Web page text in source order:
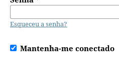
Esqueceu a senha?
Mantenha-me conectado